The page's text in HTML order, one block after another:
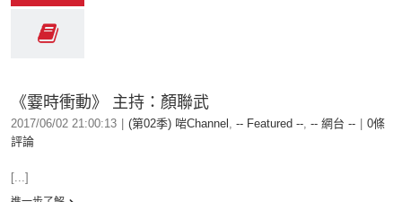
《霎時衝動》 主持：顏聯武
2017/06/02 21:00:13 (第02季) 啱Channel , -- Featured --, -- 網台 --
0條
評論
[...]